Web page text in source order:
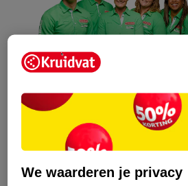
Kruidvat is een erkend specialist in
zelfzorg, ook online. Wat je
gezondheidsvraag ook is, stel hem aan
We waarderen je privacy